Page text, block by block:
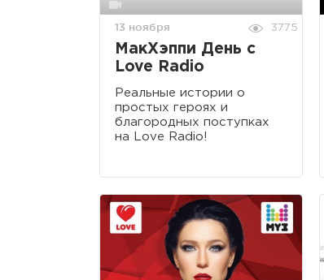
13 ноября 3775
МакХэппи День с
Love Radio
Реальные истории о
простых героях и
благородных поступках
на Love Radio!